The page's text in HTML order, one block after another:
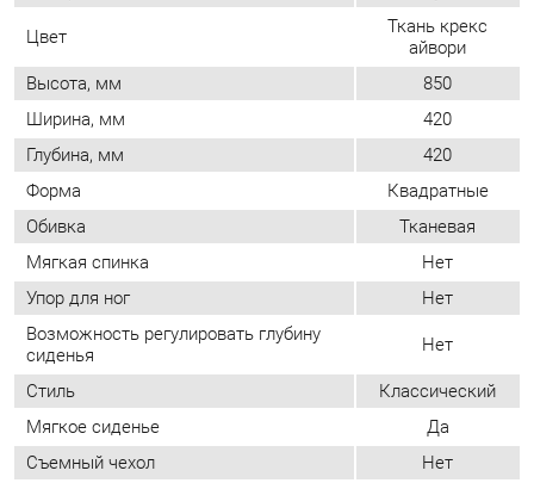
Глубина, мм
420
Форма
Квадратные
Обивка
Тканевая
Мягкая спинка
Нет
Упор для ног
Нет
Возможность регулировать глубину
сиденья
Нет
Стиль
Классический
Мягкое сиденье
Да
Съемный чехол
Нет
Возможность регулировать высоту
сиденья
Нет
ОТЗЫВЫ
Пока нет отзывов, поделитесь первым своим мнением.